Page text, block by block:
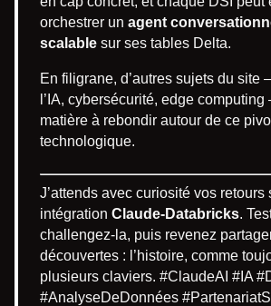
orchestrer un agent
scalable sur ses tables Delta.
En filigrane, d’autres sujets du site
l’IA, cybersécurité, edge
matière à rebondir autour de ce
technologique.
J’attends avec curiosité vos retours
intégration Claude-Databricks.
challengez-la, puis revenez
découvertes : l’histoire, comme
plusieurs claviers. #ClaudeAI #IA
#AnalyseDeDonnées